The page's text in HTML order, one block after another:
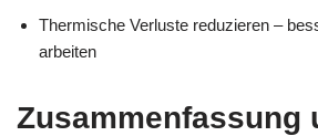
Thermische Verluste reduzieren –
arbeiten
Zusammenfassung